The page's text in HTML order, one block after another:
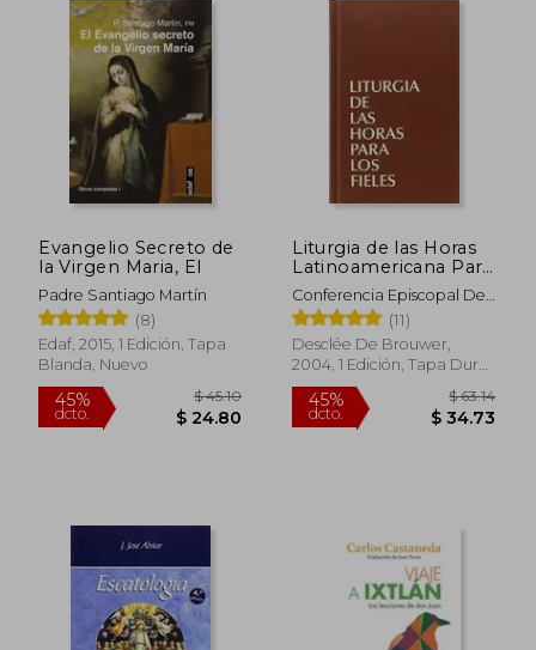
Evangelio Secreto de
la Virgen Maria, El
Padre Santiago Martín
(8)
Edaf, 2015, 1 Edición, Tapa
Blanda, Nuevo
Liturgia de las Horas
Latinoamericana Para
los Fieles
Conferencia Episcopal De
M&Eacute;Xico;
Conferencia Epsicopal De
Colombia
(11)
Desclée De Brouwer,
2004, 1 Edición, Tapa Dura,
Nuevo